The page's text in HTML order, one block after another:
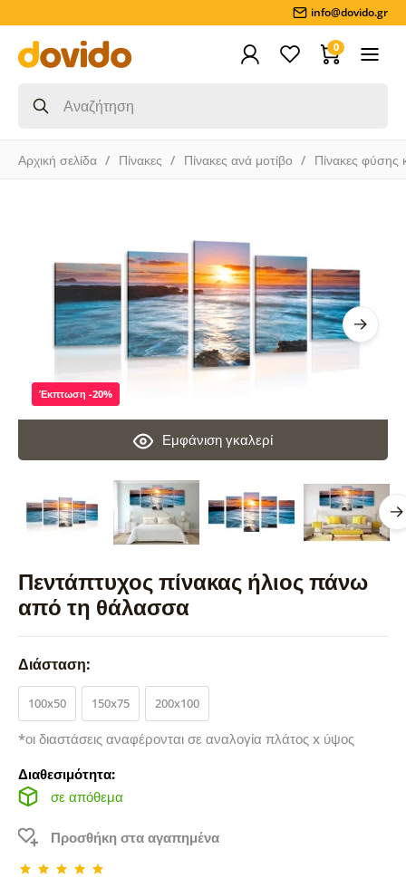
info@dovido.gr
0
Αρχική σελίδα Πίνακες Πίνακες ανά μοτίβο Πίνακες φύσης
Πεντάπτυχος πίνακας ήλιος πάνω
από τη θάλασσα
Εμφάνιση γκαλερί
Έκπτωση -20%
Διάσταση:
100x50 150x75 200x100
*οι διαστάσεις αναφέρονται σε αναλογία πλάτος x ύψος
Διαθεσιμότητα:
σε απόθεμα
Προσθήκη στα αγαπημένα